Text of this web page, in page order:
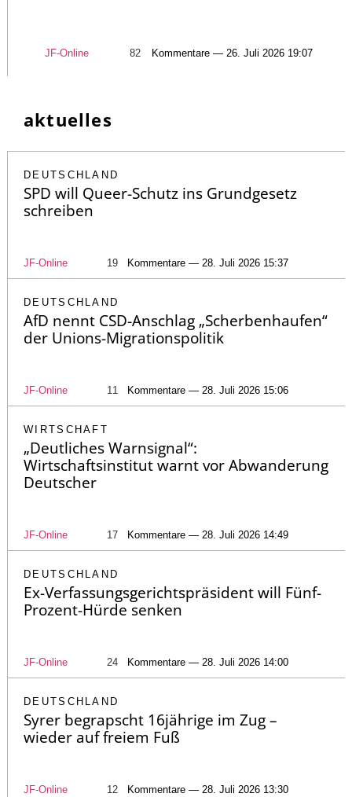
JF-Online 82 Kommentare — 26. Juli 2026 19:07
aktuelles
DEUTSCHLAND
SPD will Queer-Schutz ins Grundgesetz
schreiben
JF-Online 19 Kommentare — 28. Juli 2026 15:37
DEUTSCHLAND
AfD nennt CSD-Anschlag „Scherbenhaufen“
der Unions-Migrationspolitik
JF-Online 11 Kommentare — 28. Juli 2026 15:06
WIRTSCHAFT
„Deutliches Warnsignal“:
Wirtschaftsinstitut warnt vor Abwanderung
Deutscher
JF-Online 17 Kommentare — 28. Juli 2026 14:49
DEUTSCHLAND
Ex-Verfassungsgerichtspräsident will Fünf-
Prozent-Hürde senken
JF-Online 24 Kommentare — 28. Juli 2026 14:00
DEUTSCHLAND
Syrer begrapscht 16jährige im Zug –
wieder auf freiem Fuß
JF-Online 12 Kommentare — 28. Juli 2026 13:30